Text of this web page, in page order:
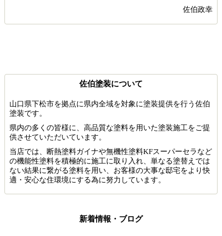
佐伯政幸
佐伯塗装について
山口県下松市を拠点に県内全域を対象に塗装提供を行う佐伯
塗装です。
県内の多くの皆様に、高品質な塗料を用いた塗装施工をご提
供させていただいています。
当店では、断熱塗料ガイナや無機性塗料KFスーパーセラなど
の機能性塗料を積極的に施工に取り入れ、単なる塗替えでは
ない結果に繋がる塗料を用い、お客様の大事な邸宅をより快
適・安心な住環境にする為に努力しています。
新着情報・ブログ